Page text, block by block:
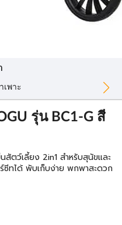
เพาะ
รุ่น BC1-G สี
ตว์เลี้ยง 2in1 สำหรับสุนัขและ
ซีทได้ พับเก็บง่าย พกพาสะดวก